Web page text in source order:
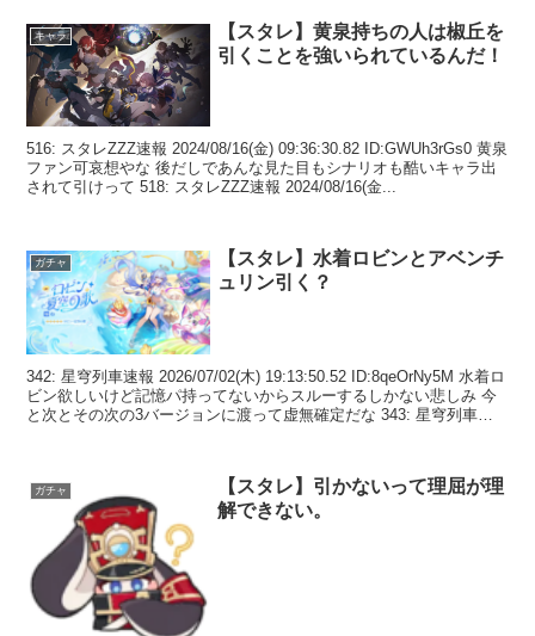
キャラ
【スタレ】黄泉持ちの人は椒丘を
引くことを強いられているんだ！
516: スタレZZZ速報 2024/08/16(金) 09:36:30.82 ID:GWUh3rGs0 黄泉
ファン可哀想やな 後だしであんな見た目もシナリオも酷いキャラ出
されて引けって 518: スタレZZZ速報 2024/08/16(金...
ガチャ
【スタレ】水着ロビンとアベンチ
ュリン引く？
342: 星穹列車速報 2026/07/02(木) 19:13:50.52 ID:8qeOrNy5M 水着ロ
ビン欲しいけど記憶パ持ってないからスルーするしかない悲しみ 今
と次とその次の3バージョンに渡って虚無確定だな 343: 星穹列車速
ガチャ
【スタレ】引かないって理屈が理
解できない。